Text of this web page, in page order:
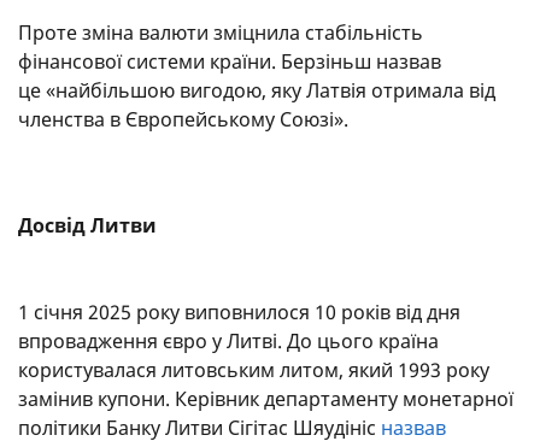
Проте зміна валюти зміцнила стабільність
фінансової системи країни. Берзіньш назвав
це «найбільшою вигодою, яку Латвія отримала від
членства в Європейському Союзі».
Досвід Литви
1 січня 2025 року виповнилося 10 років від дня
впровадження євро у Литві. До цього країна
користувалася литовським литом, який 1993 року
замінив купони. Керівник департаменту монетарної
політики Банку Литви Сігітас Шяудініс назвав